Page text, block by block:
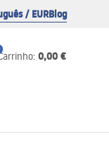
/ EURBlog
: 0,00 €